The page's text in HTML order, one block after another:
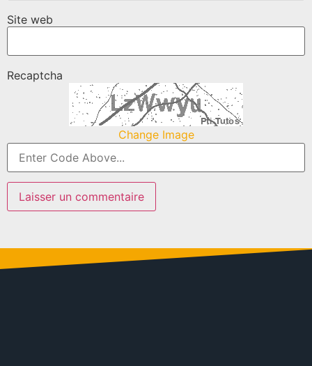
Site web
Recaptcha
Change Image